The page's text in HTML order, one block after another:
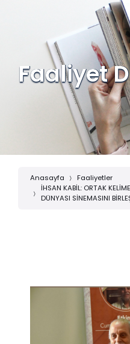
Faaliyet
Anasayfa
Faaliyetler
İHSAN KABİL: ORTAK
DÜNYASI SİNEMASINI